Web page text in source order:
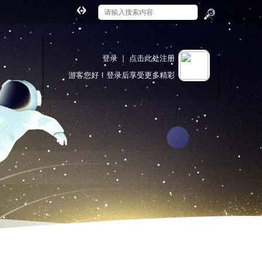
索
切
换
宽
版
登录
点击此处注册
游客您好！登录后享受更多精彩